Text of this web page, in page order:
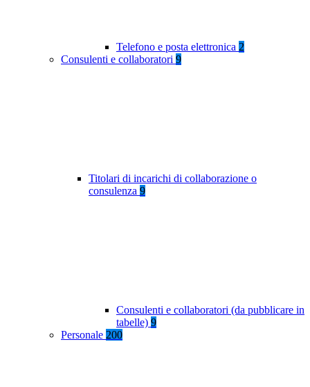
Telefono e posta elettronica 2
Consulenti e collaboratori 9
Titolari di incarichi di collaborazione o
consulenza 9
Consulenti e collaboratori (da pubblicare in
tabelle) 9
Personale 200